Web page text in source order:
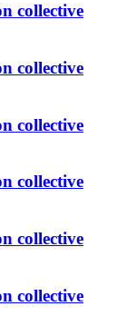
collective
collective
collective
collective
collective
collective